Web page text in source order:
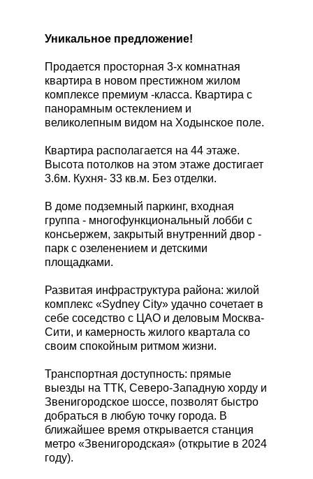
Уникальное предложение!
Продается просторная 3-х комнатная
квартира в новом престижном жилом
комплексе премиум -класса. Квартира с
панорамным остеклением и
великолепным видом на Ходынское поле.
Квартира располагается на 44 этаже.
Высота потолков на этом этаже достигает
3.6м. Кухня- 33 кв.м. Без отделки.
В доме подземный паркинг, входная
группа - многофункциональный лобби с
консьержем, закрытый внутренний двор -
парк с озеленением и детскими
площадками.
Развитая инфраструктура района: жилой
комплекс «Sydney City» удачно сочетает в
себе соседство с ЦАО и деловым Москва-
Сити, и камерность жилого квартала со
своим спокойным ритмом жизни.
Транспортная доступность: прямые
выезды на ТТК, Северо-Западную хорду и
Звенигородское шоссе, позволят быстро
добраться в любую точку города. В
ближайшее время открывается станция
метро «Звенигородская» (открытие в 2024
году).